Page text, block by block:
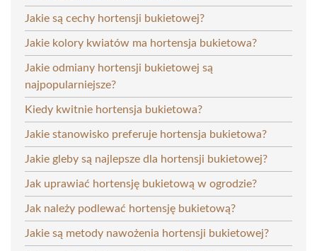
Jakie są cechy hortensji bukietowej?
Jakie kolory kwiatów ma hortensja bukietowa?
Jakie odmiany hortensji bukietowej są
najpopularniejsze?
Kiedy kwitnie hortensja bukietowa?
Jakie stanowisko preferuje hortensja bukietowa?
Jakie gleby są najlepsze dla hortensji bukietowej?
Jak uprawiać hortensję bukietową w ogrodzie?
Jak należy podlewać hortensję bukietową?
Jakie są metody nawożenia hortensji bukietowej?